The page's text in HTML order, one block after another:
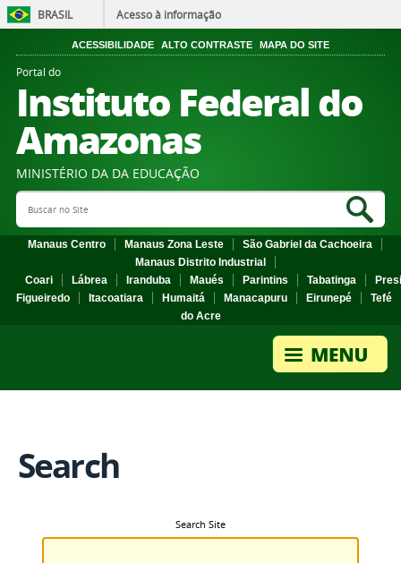
BRASIL Acesso à informação
ACESSIBILIDADE ALTO CONTRASTE MAPA DO SITE
Portal do
Instituto Federal do
Amazonas
MINISTÉRIO DA DA EDUCAÇÃO
Search Site
Manaus Centro Manaus Zona Leste
São Gabriel da Cachoeira
Manaus Distrito Industrial
Coari
Lábrea Iranduba Maués Parintins Tabatinga
Figueiredo
Itacoatiara Humaitá Manacapuru Eirunepé
Tefé
do Acre
Search
Search Site